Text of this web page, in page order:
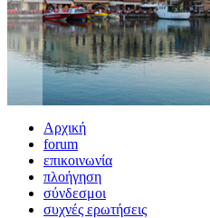
Αρχική
forum
επικοινωνία
πλοήγηση
σύνδεσμοι
συχνές ερωτήσεις